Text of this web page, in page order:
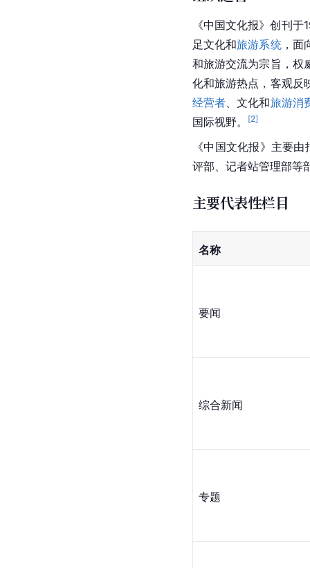
《中国文化报》创刊
足文化和旅游系统，面
和旅游交流为宗旨，权
化和旅游热点，客观反
经营者 、文化和旅游消
国际视野。
[2]
《中国文化报》主要
评部、记者站管理部等
主要代表性栏目
名称
要闻
综合新闻
专题